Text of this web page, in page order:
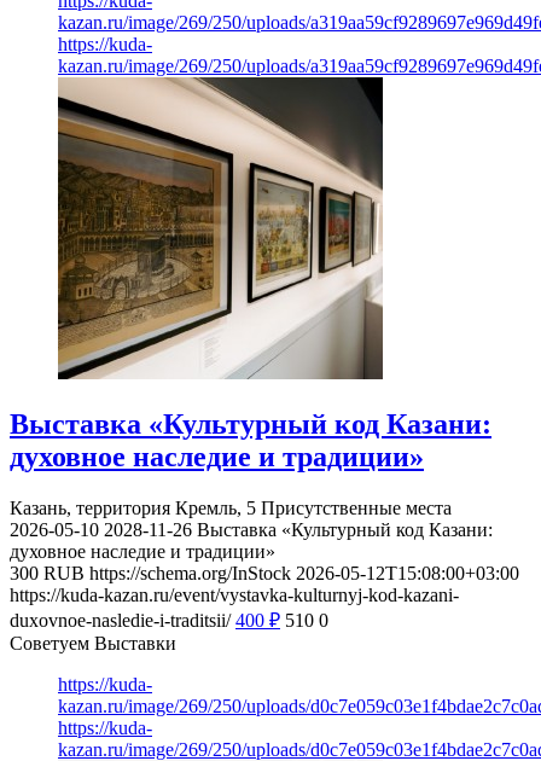
kazan.ru/image/269/250/uploads/
https://kuda-
kazan.ru/image/269/250/uploads/
Выставка «Культурный код Казани:
духовное наследие и традиции»
Казань, территория Кремль, 5 Присутственные места
2026-05-10 2028-11-26 Выставка «Культурный код Казани:
духовное наследие и традиции»
300 RUB https://schema.org/InStock 2026-05-12T15:08:00+03:00
https://kuda-kazan.ru/event/vystavka-kulturnyj-kod-kazani-
duxovnoe-nasledie-i-traditsii/ 400 ₽ 510 0
Советуем Выставки
https://kuda-
kazan.ru/image/269/250/uploads/
https://kuda-
kazan.ru/image/269/250/uploads/